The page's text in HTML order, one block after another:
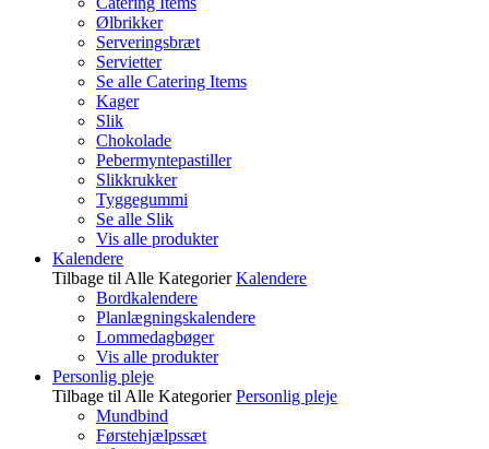
Ølbrikker
Serveringsbræt
Servietter
Se alle Catering Items
Kager
Slik
Chokolade
Pebermyntepastiller
Slikkrukker
Tyggegummi
Se alle Slik
Vis alle produkter
Kalendere
Tilbage til Alle Kategorier Kalendere
Bordkalendere
Planlægningskalendere
Lommedagbøger
Vis alle produkter
Personlig pleje
Tilbage til Alle Kategorier Personlig pleje
Mundbind
Førstehjælpssæt